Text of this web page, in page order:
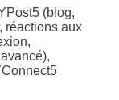
(blog,
réactions aux